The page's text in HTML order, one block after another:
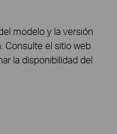
modelo y la versión
Consulte el sitio web
la disponibilidad del